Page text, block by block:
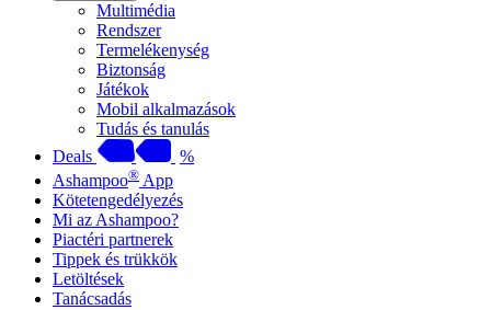
Multimédia
Rendszer
Termelékenység
Biztonság
Játékok
Mobil alkalmazások
Tudás és tanulás
Deals
%
Ashampoo® App
Kötetengedélyezés
Mi az Ashampoo?
Piactéri partnerek
Tippek és trükkök
Letöltések
Tanácsadás